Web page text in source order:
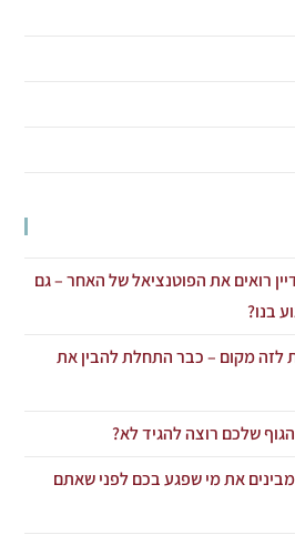
רואים את הפוטנציאל של האחר – גם
בנו?
לזה מקום – כבר התחלת להבין את
שלכם רוצה להגיד לא?
את מי שפגע בכם לפני שאתם